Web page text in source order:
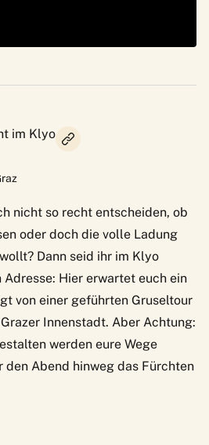
im Klyo
nicht so recht entscheiden, ob
oder doch die volle Ladung
Dann seid ihr im Klyo
Hier erwartet euch ein
von einer geführten Gruseltour
Innenstadt. Aber Achtung:
werden eure Wege
den Abend hinweg das Fürchten